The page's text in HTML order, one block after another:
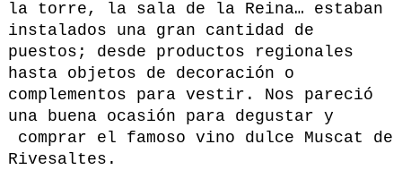
la torre, la sala de la Reina… estaban
instalados una gran cantidad de
puestos; desde productos regionales
hasta objetos de decoración o
complementos para vestir. Nos pareció
una buena ocasión para degustar y
comprar el famoso vino dulce Muscat de
Rivesaltes.